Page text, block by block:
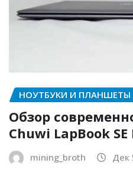
НОУТБУКИ И ПЛАНШЕТЫ
Обзор
Chuwi LapBook
mining_broth Дек